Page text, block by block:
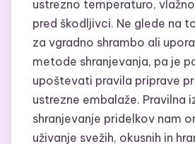
ustrezno temperaturo,
pred škodljivci. Ne glede na
za vgradno shrambo ali
metode shranjevanja, pa je
upoštevati pravila priprave
ustrezne embalaže. Pravilna
shranjevanje pridelkov nam
uživanje svežih, okusnih in